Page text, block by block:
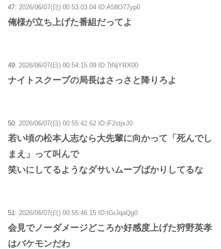
47: 2026/06/07(日) 00:53:03.04 ID:A58O77yp0
俺様が立ち上げた番組だってよ
49: 2026/06/07(日) 00:54:15.09 ID:7tNjYRX00
ナイトスクープの局長はさっさと降りろよ
50: 2026/06/07(日) 00:55:42.62 ID:iF2stjxJ0
若い頃の松本人志なら大先輩に向かって「死んでし
まえ」って叫んで
笑いにしてるようなダサいムーブばかりしてるな
51: 2026/06/07(日) 00:55:46.15 ID:tGrJqaQg0
会見でノーダメージどころか好感度上げた狩野英孝
はバケモンだわ